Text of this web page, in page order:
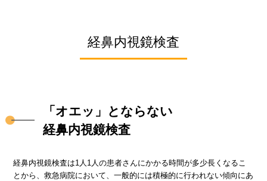
経鼻内視鏡検査
「オエッ」とならない
経鼻内視鏡検査
経鼻内視鏡検査は1人1人の患者さんにかかる時間が多少長くなるこ
とから、救急病院において、一般的には積極的に行われない傾向にあ